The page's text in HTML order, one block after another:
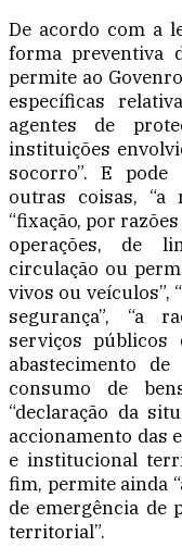
De acordo com a
forma preventiva
permite ao
específicas
agentes de
instituições
socorro”. E pode
outras coisas, “a
“fixação, por
operações, de
circulação ou
vivos ou veículos”,
segurança”, “a
serviços públicos
abastecimento
consumo de
“declaração da
accionamento das
e institucional
fim, permite ainda
de emergência de
territorial”.